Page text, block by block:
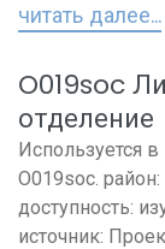
читать далее...
O019soc
отделение
Используется в
O019soc.
доступность:
источник: